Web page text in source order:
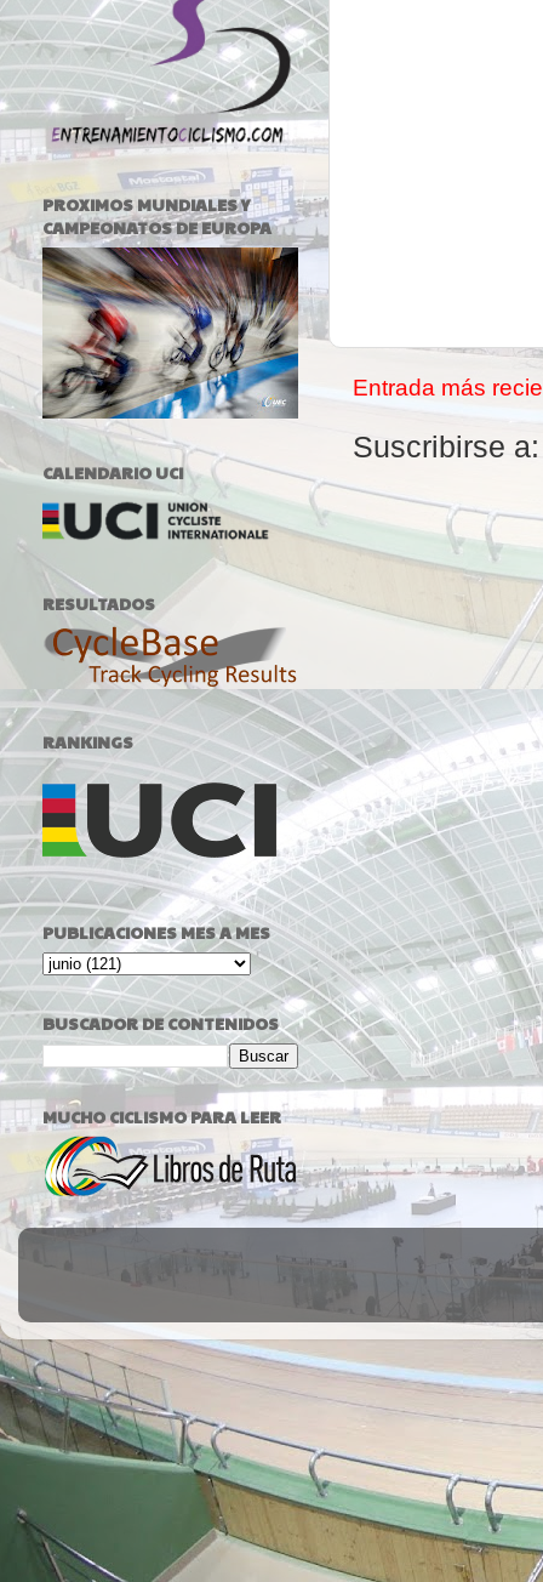
Entrada más
Suscribirse
PROXIMOS MUNDIALES Y
CAMPEONATOS DE EUROPA
CALENDARIO UCI
RESULTADOS
RANKINGS
PUBLICACIONES MES A MES
BUSCADOR DE CONTENIDOS
MUCHO CICLISMO PARA LEER